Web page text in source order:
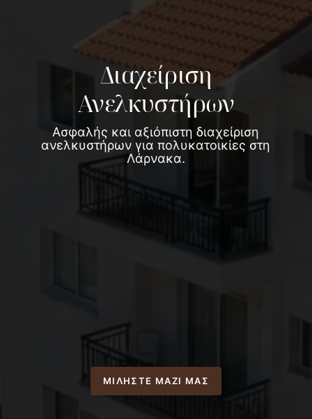
Διαχείριση
Ανελκυστήρων
Ασφαλής και αξιόπιστη διαχείριση
ανελκυστήρων για πολυκατοικίες στη
Λάρνακα.
ΜΙΛΉΣΤΕ ΜΑΖΊ ΜΑΣ